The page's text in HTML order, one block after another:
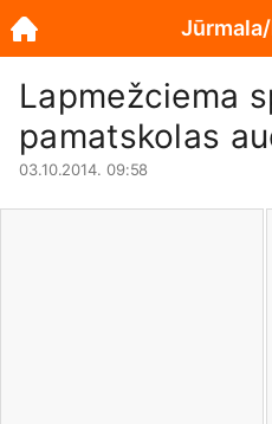
Lapmežciema
pamatskolas
03.10.2014. 09:58